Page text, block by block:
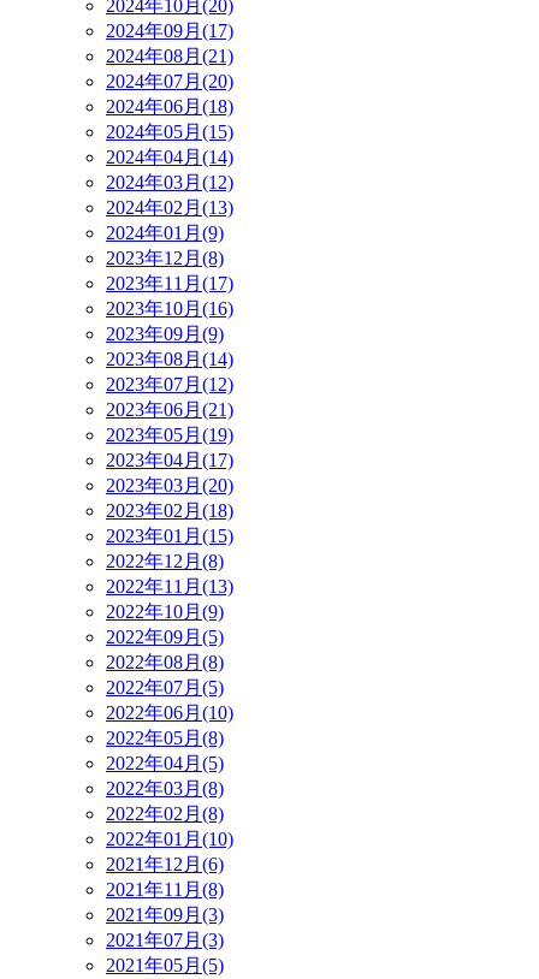
2024年10月(20)
2024年09月(17)
2024年08月(21)
2024年07月(20)
2024年06月(18)
2024年05月(15)
2024年04月(14)
2024年03月(12)
2024年02月(13)
2024年01月(9)
2023年12月(8)
2023年11月(17)
2023年10月(16)
2023年09月(9)
2023年08月(14)
2023年07月(12)
2023年06月(21)
2023年05月(19)
2023年04月(17)
2023年03月(20)
2023年02月(18)
2023年01月(15)
2022年12月(8)
2022年11月(13)
2022年10月(9)
2022年09月(5)
2022年08月(8)
2022年07月(5)
2022年06月(10)
2022年05月(8)
2022年04月(5)
2022年03月(8)
2022年02月(8)
2022年01月(10)
2021年12月(6)
2021年11月(8)
2021年09月(3)
2021年07月(3)
2021年05月(5)